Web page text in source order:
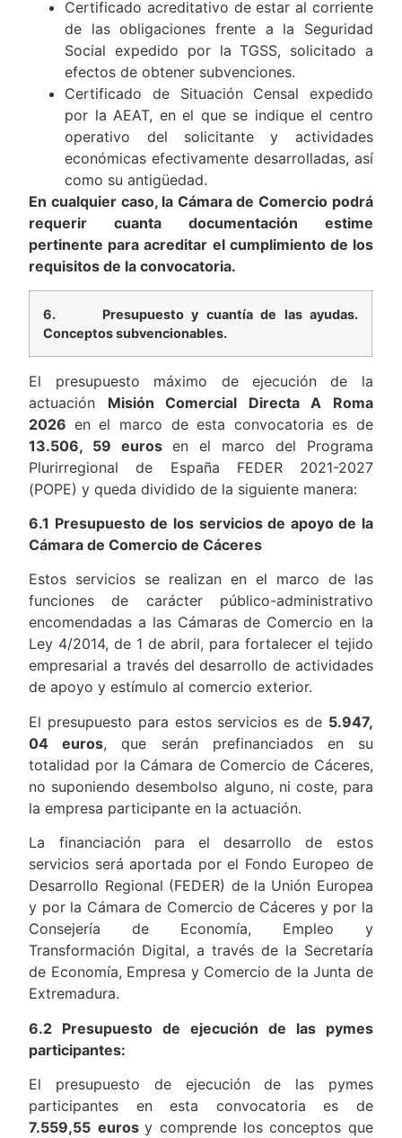
Certificado acreditativo de estar al corriente
de las obligaciones frente a la Seguridad
Social expedido por la TGSS, solicitado a
efectos de obtener subvenciones.
Certificado de Situación Censal expedido
por la AEAT, en el que se indique el centro
operativo del solicitante y actividades
económicas efectivamente desarrolladas, así
como su antigüedad.
En cualquier caso, la Cámara de Comercio podrá
requerir cuanta documentación estime
pertinente para acreditar el cumplimiento de los
requisitos de la convocatoria.
6. Presupuesto y cuantía de las ayudas.
Conceptos subvencionables.
El presupuesto máximo de ejecución de la
actuación Misión Comercial Directa A Roma
2026 en el marco de esta convocatoria es de
13.506, 59 eurosen el marco del Programa
Plurirregional de España FEDER 2021-2027
(POPE) y queda dividido de la siguiente manera:
6.1 Presupuesto de los servicios de apoyo de la
Cámara de Comercio de Cáceres
Estos servicios se realizan en el marco de las
funciones de carácter público-administrativo
encomendadas a las Cámaras de Comercio en la
Ley 4/2014, de 1 de abril, para fortalecer el tejido
empresarial a través del desarrollo de actividades
de apoyo y estímulo al comercio exterior.
El presupuesto para estos servicios es de 5.947,
04 euros, que serán prefinanciados en su
totalidad por la Cámara de Comercio de Cáceres,
no suponiendo desembolso alguno, ni coste, para
la empresa participante en la actuación.
La financiación para el desarrollo de estos
servicios será aportada por el Fondo Europeo de
Desarrollo Regional (FEDER) de la Unión Europea
y por la Cámara de Comercio de Cáceres y por la
Consejería de Economía, Empleo y
Transformación Digital, a través de la Secretaría
de Economía, Empresa y Comercio de la Junta de
Extremadura.
6.2 Presupuesto de ejecución de las pymes
participantes:
El presupuesto de ejecución de las pymes
participantes en esta convocatoria es de
7.559,55 eurosy comprende los conceptos que